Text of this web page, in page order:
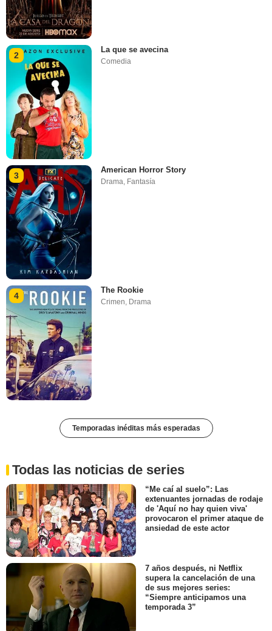
2
La que se avecina
Comedia
3
American Horror Story
Drama, Fantasía
4
The Rookie
Crimen, Drama
Temporadas inéditas más esperadas
Todas las noticias de series
“Me caí al suelo”: Las
extenuantes jornadas de rodaje
de 'Aquí no hay quien viva'
provocaron el primer ataque de
ansiedad de este actor
7 años después, ni Netflix
supera la cancelación de una
de sus mejores series:
“Siempre anticipamos una
temporada 3”